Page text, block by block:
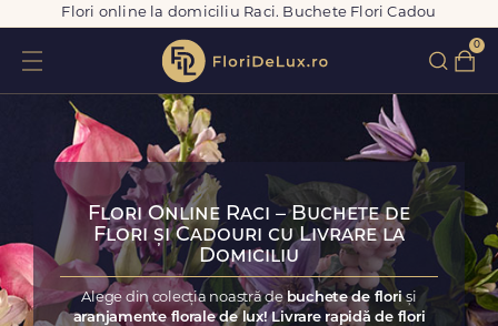
Flori online la domiciliu Raci. Buchete Flori Cadou
0
Flori Online Raci – Buchete de
Flori și Cadouri cu Livrare la
Domiciliu
Alege din colecția noastră de buchete de floriși
aranjamente florale de lux! Livrare rapidă de flori